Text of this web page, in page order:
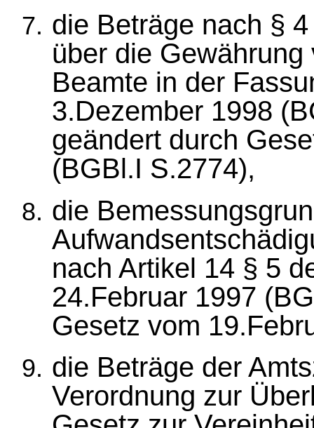
die Beträge nach §
über die
Beamte in der
3.Dezember 1998
geändert durch
(BGBl.I S.2774),
die
nach Artikel 14 § 5
24.Februar 1997
Gesetz vom
die Beträge der
Verordnung zur